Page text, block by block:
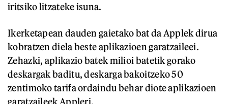
iritsiko litzateke isuna.
Ikerketapean dauden gaietako bat da Applek dirua
kobratzen diela beste aplikazioen garatzaileei.
Zehazki, aplikazio batek milioi batetik gorako
deskargak baditu, deskarga bakoitzeko 50
zentimoko tarifa ordaindu behar diote aplikazioen
garatzaileek Appleri.